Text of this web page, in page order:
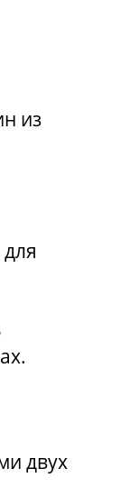
из
двух